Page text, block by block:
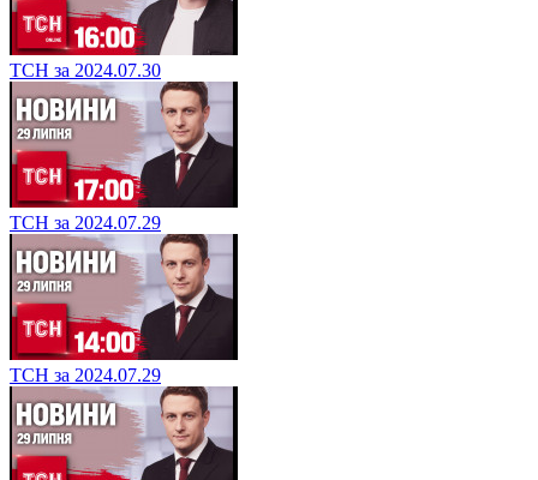
ТСН за 2024.07.30
ТСН за 2024.07.29
ТСН за 2024.07.29